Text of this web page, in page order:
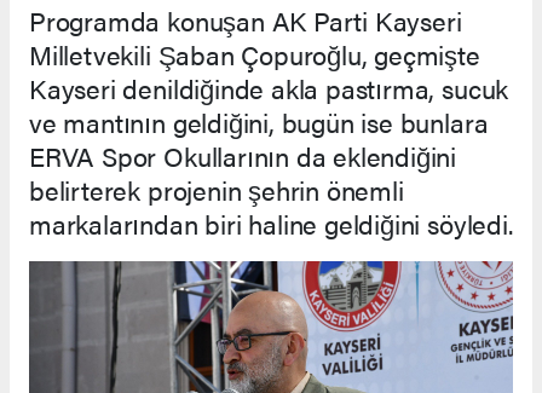
Programda konuşan AK Parti Kayseri
Milletvekili Şaban Çopuroğlu, geçmişte
Kayseri denildiğinde akla pastırma, sucuk
ve mantının geldiğini, bugün ise bunlara
ERVA Spor Okullarının da eklendiğini
belirterek projenin şehrin önemli
markalarından biri haline geldiğini söyledi.